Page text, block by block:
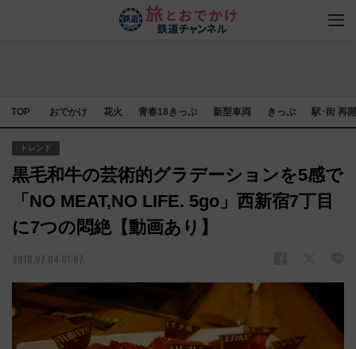
TOP おでかけ 花火 青春18きっぷ 新型車両 きっぷ 駅･街 再
トレンド
黒毛和牛の芸術的グラデーションを5感で
「NO MEAT,NO LIFE. 5go」西新宿7丁目
に7つの悶絶【動画あり】
2018.07.04 01:07